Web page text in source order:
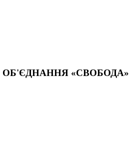
ОБ'ЄДНАННЯ «СВОБОДА»